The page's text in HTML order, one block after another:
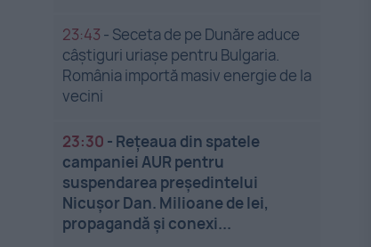
23:43 - Seceta de pe Dunăre aduce
câștiguri uriașe pentru Bulgaria.
România importă masiv energie de la
vecini
23:30 - Rețeaua din spatele
campaniei AUR pentru
suspendarea președintelui
Nicușor Dan. Milioane de lei,
propagandă și conexi...